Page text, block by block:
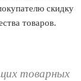
скидку
товаров.
товарных